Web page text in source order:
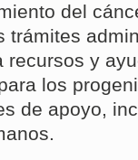
del
trámites
y
los
de apoyo,